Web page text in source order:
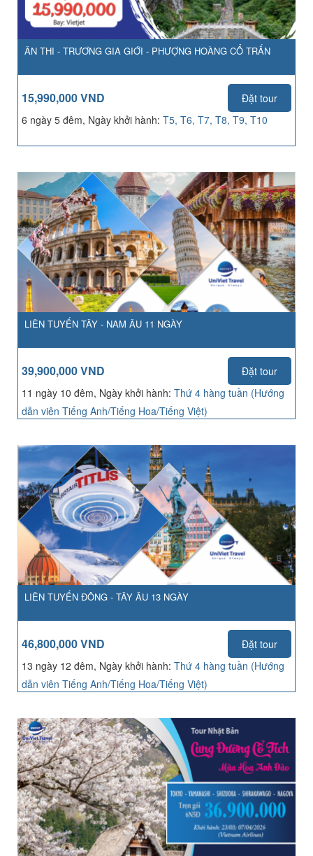
ÂN THI - TRƯƠNG GIA GIỚI - PHƯỢNG HOÀNG CỔ TRẤN
15,990,000 VND
Đặt tour
6 ngày 5 đêm, Ngày khởi hành: T5, T6, T7, T8, T9, T10
LIÊN TUYẾN TÂY - NAM ÂU 11 NGÀY
39,900,000 VND
Đặt tour
11 ngày 10 đêm, Ngày khởi hành: Thứ 4 hàng tuần (Hướng
dẫn viên Tiếng Anh/Tiếng Hoa/Tiếng Việt)
LIÊN TUYẾN ĐÔNG - TÂY ÂU 13 NGÀY
46,800,000 VND
Đặt tour
13 ngày 12 đêm, Ngày khởi hành: Thứ 4 hàng tuần (Hướng
dẫn viên Tiếng Anh/Tiếng Hoa/Tiếng Việt)